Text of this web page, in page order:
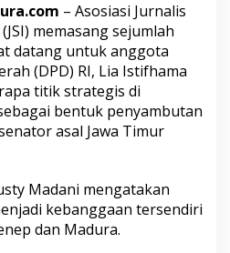
– Asosiasi Jurnalis
memasang sejumlah
datang untuk anggota
(DPD) RI, Lia Istifhama
titik strategis di
bentuk penyambutan
asal Jawa Timur
Madani mengatakan
kebanggaan tersendiri
dan Madura.